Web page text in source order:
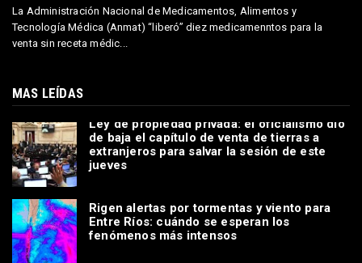
La Administración Nacional de Medicamentos, Alimentos y
Tecnología Médica (Anmat) “liberó” diez medicamenntos para la
venta sin receta médic...
MAS LEÍDAS
Ley de propiedad privada: el oficialismo dio
de baja el capítulo de venta de tierras a
extranjeros para salvar la sesión de este
jueves
Rigen alertas por tormentas y viento para
Entre Ríos: cuándo se esperan los
fenómenos más intensos